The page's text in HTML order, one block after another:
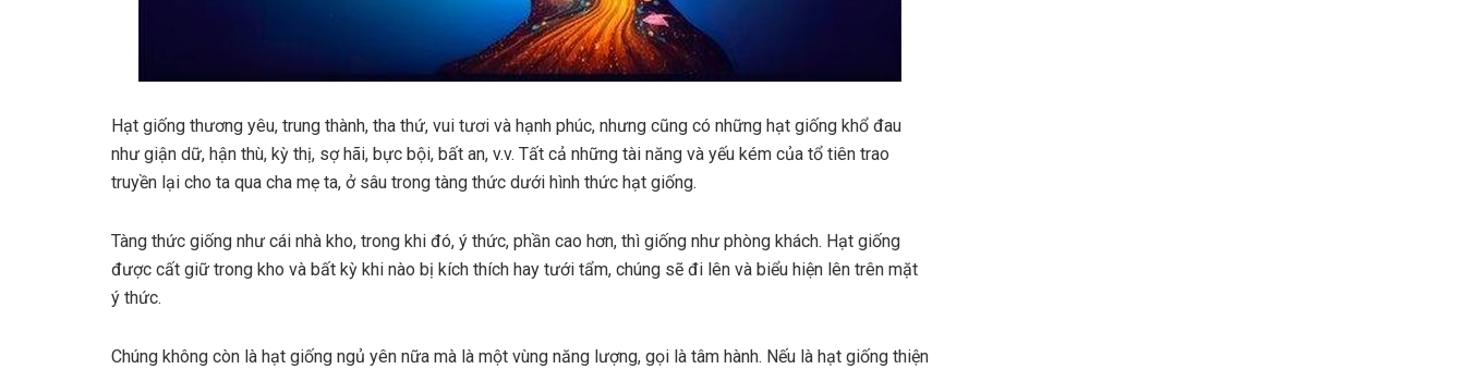
Hạt giống thương yêu, trung thành, tha thứ, vui tươi và hạnh phúc, nhưng cũng có những hạt giống khổ đau
như giận dữ, hận thù, kỳ thị, sợ hãi, bực bội, bất an, v.v. Tất cả những tài năng và yếu kém của tổ tiên trao
truyền lại cho ta qua cha mẹ ta, ở sâu trong tàng thức dưới hình thức hạt giống.
Tàng thức giống như cái nhà kho, trong khi đó, ý thức, phần cao hơn, thì giống như phòng khách. Hạt giống
được cất giữ trong kho và bất kỳ khi nào bị kích thích hay tưới tẩm, chúng sẽ đi lên và biểu hiện lên trên mặt
ý thức.
Chúng không còn là hạt giống ngủ yên nữa mà là một vùng năng lượng, gọi là tâm hành. Nếu là hạt giống thiện